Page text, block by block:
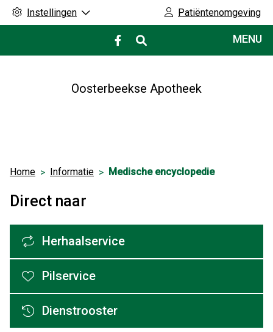
Instellingen Patiëntenomgeving
Bezoek
onze
MENU
Oosterbeekse Apotheek
Home Informatie Medische encyclopedie
Direct naar
Herhaalservice
Pilservice
Dienstrooster